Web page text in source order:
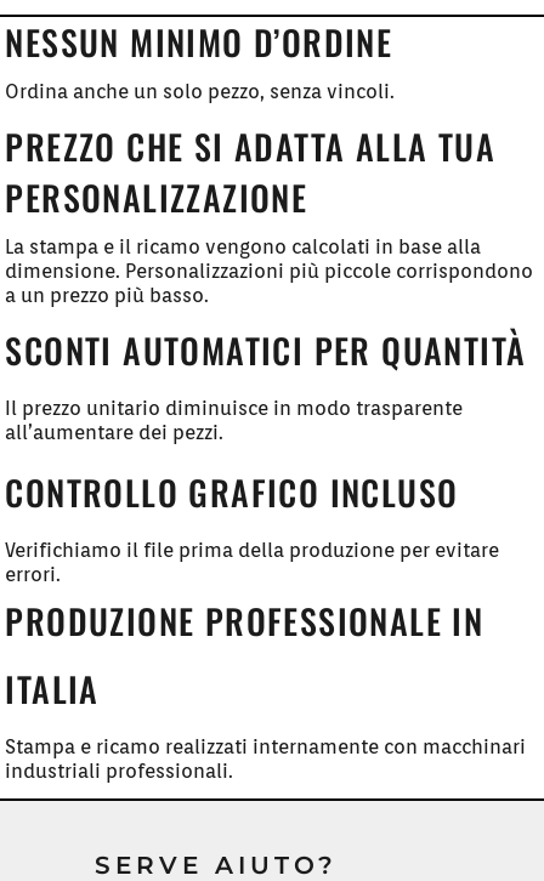
NESSUN MINIMO D’ORDINE
Ordina anche un solo pezzo, senza vincoli.
PREZZO CHE SI ADATTA ALLA TUA
PERSONALIZZAZIONE
La stampa e il ricamo vengono calcolati in base alla
dimensione. Personalizzazioni più piccole corrispondono
a un prezzo più basso.
SCONTI AUTOMATICI PER QUANTITÀ
Il prezzo unitario diminuisce in modo trasparente
all’aumentare dei pezzi.
CONTROLLO GRAFICO INCLUSO
Verifichiamo il file prima della produzione per evitare
errori.
PRODUZIONE PROFESSIONALE IN
ITALIA
Stampa e ricamo realizzati internamente con macchinari
industriali professionali.
SERVE AIUTO?